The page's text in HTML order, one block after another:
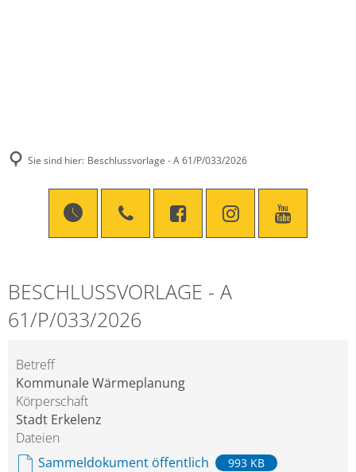
Sie sind hier: Beschlussvorlage - A 61/P/033/2026
BESCHLUSSVORLAGE - A
61/P/033/2026
Betreff
Kommunale Wärmeplanung
Körperschaft
Stadt Erkelenz
Dateien
Sammeldokument öffentlich
993 KB